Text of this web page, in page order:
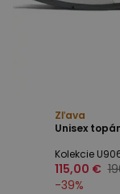
Zľava
Unisex
Kolekcie
115,00 €
-39%